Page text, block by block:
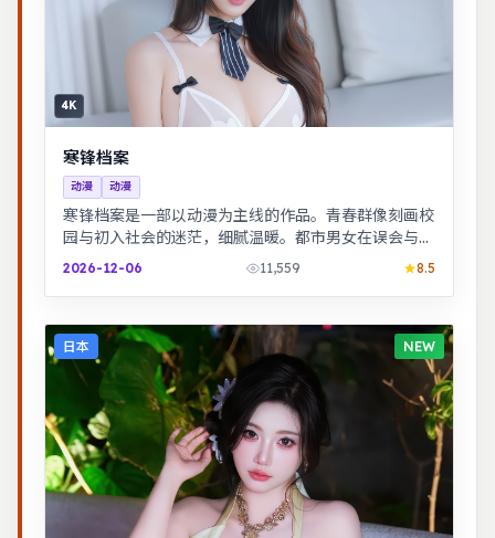
4K
寒锋档案
动漫 动漫
寒锋档案是一部以动漫为主线的作品。青春群像刻画校
园与初入社会的迷茫，细腻温暖。都市男女在误会与试
探中走近彼此，笑泪交织的成长故事。
2026-12-06 11,559 8.5
日本 NEW